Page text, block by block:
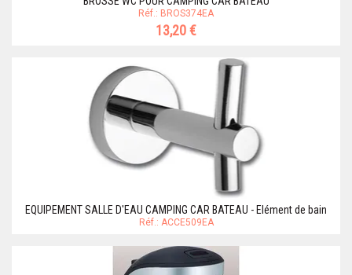
Réf.: BROS374EA
13,20 €
EQUIPEMENT SALLE D'EAU CAMPING CAR BATEAU - Elément de bain
Réf.: ACCE509EA